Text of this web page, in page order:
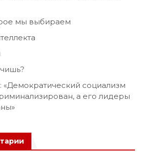
мы выбираем
социализм
а его лидеры